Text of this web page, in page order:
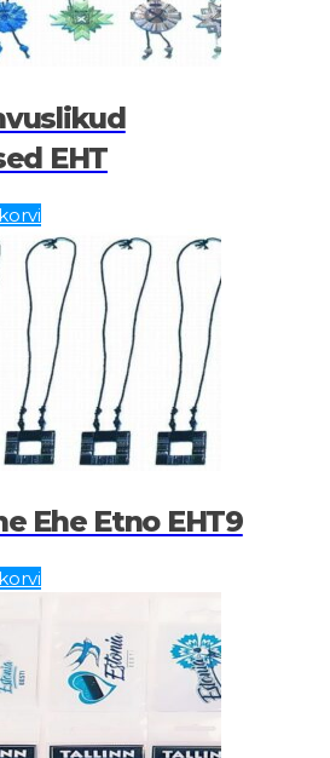
EHT
Ehe Etno EHT9